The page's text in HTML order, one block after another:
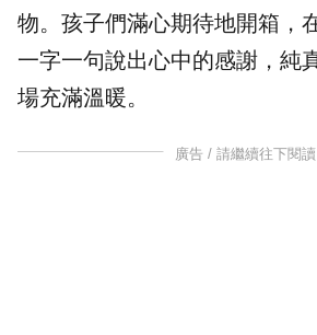
物。孩子們滿心期待地開箱，
一字一句說出心中的感謝，純
場充滿溫暖。
廣告 / 請繼續往下閱讀